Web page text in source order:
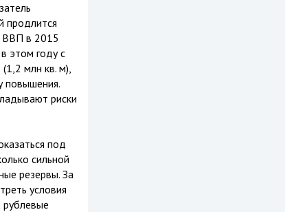
продлится
ВВП в 2015
этом году с
млн кв. м),
повышения.
риски
под
сильной
резервы. За
условия